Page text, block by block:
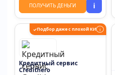
ПОЛУЧИТЬ ДЕНЬГИ i
✓Подбор даже с плохой КИ i
Кредитный сервис
Credithero